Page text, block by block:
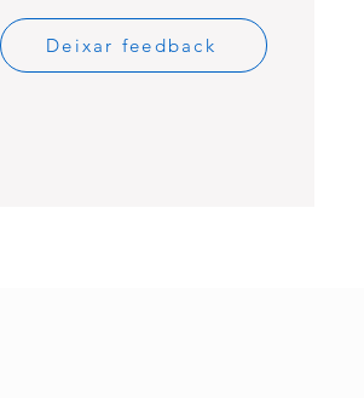
Deixar feedback